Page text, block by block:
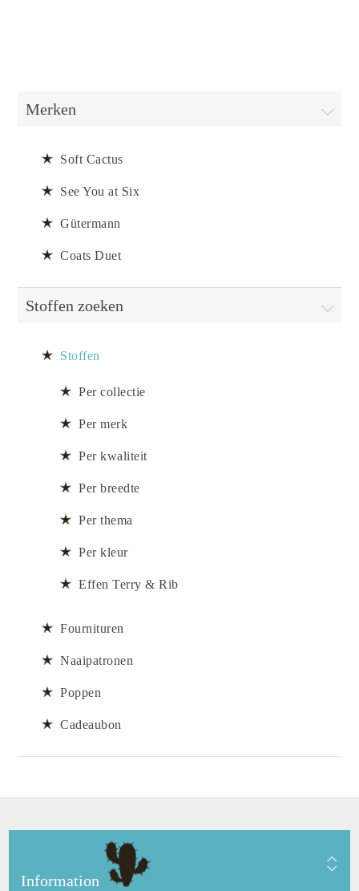
Merken
Soft Cactus
See You at Six
Gütermann
Coats Duet
Stoffen zoeken
Stoffen
Per collectie
Per merk
Per kwaliteit
Per breedte
Per thema
Per kleur
Effen Terry & Rib
Fournituren
Naaipatronen
Poppen
Cadeaubon
Information